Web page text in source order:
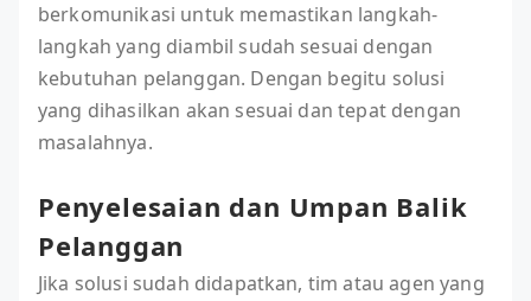
berkomunikasi untuk memastikan langkah-
langkah yang diambil sudah sesuai dengan
kebutuhan pelanggan. Dengan begitu solusi
yang dihasilkan akan sesuai dan tepat dengan
masalahnya.
Penyelesaian dan Umpan Balik
Pelanggan
Jika solusi sudah didapatkan, tim atau agen yang